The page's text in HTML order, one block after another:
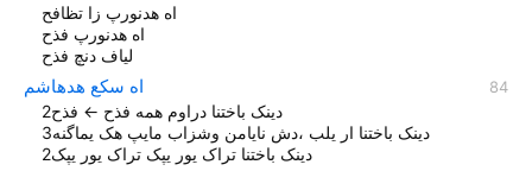
اه هدنورپ زا تظافح
اه هدنورپ فذح
لیاف دنچ فذح
اه سکع هدهاشم
دینک باختنا دراوم همه فذح ← فذح2
دینک باختنا ار یلب ،دش نایامن وشزاب مایپ هک یماگنه3
دینک باختنا تراک یور یپک تراک یور یپک2